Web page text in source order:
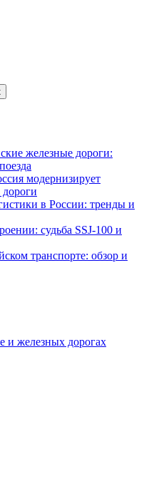
железные дороги:
модернизирует
в России: тренды и
судьба SSJ-100 и
транспорте: обзор и
и железных дорогах